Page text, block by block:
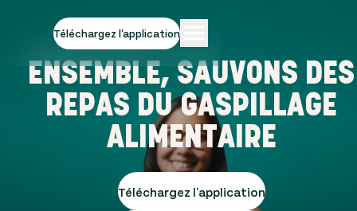
Téléchargez l'application
ENSEMBLE, SAUVONS DES
REPAS DU GASPILLAGE
ALIMENTAIRE
Téléchargez l'application